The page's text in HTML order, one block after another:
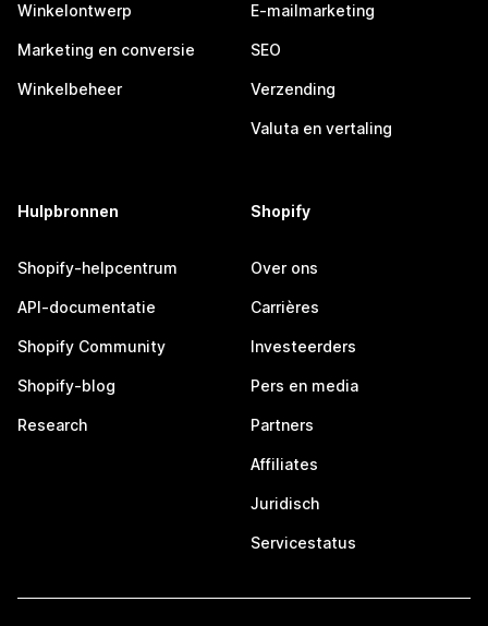
Winkelontwerp
Marketing en conversie
Winkelbeheer
E-mailmarketing
SEO
Verzending
Valuta en vertaling
Hulpbronnen
Shopify-helpcentrum
API-documentatie
Shopify Community
Shopify-blog
Research
Shopify
Over ons
Carrières
Investeerders
Pers en media
Partners
Affiliates
Juridisch
Servicestatus